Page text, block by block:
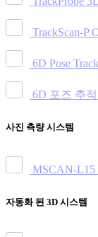
TrackScan-P
6D Pose
6D 포즈 추
사진 측량 시스템
MSCAN-L15
자동화 된 3D 시스템